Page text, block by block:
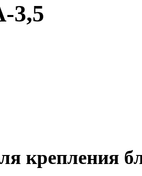
3,5
крепления